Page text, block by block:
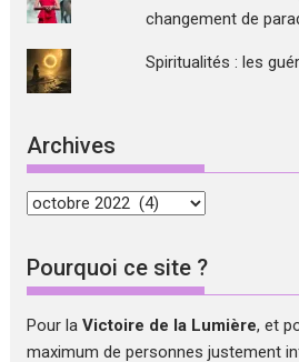
changement de
Spiritualités : les
Archives
Archives
Pourquoi ce site ?
Pour laVictoire de la Lumière, et
maximum de personnes justement